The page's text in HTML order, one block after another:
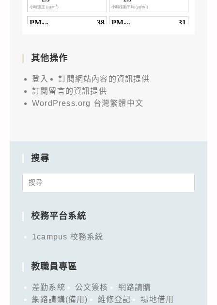
其他操作
登入
訂閱網站內容的資訊提供
訂閱留言的資訊提供
WordPress.org 台灣繁體中文
搜尋
Search
校務平台系統
1campus 校務系統
教職員專區
差勤系統 公文簽核
網路請購
網路請購(備用)
維修登記
場地借用